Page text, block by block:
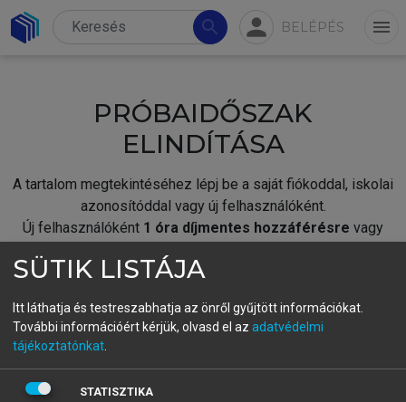
search person BELÉPÉS menu
PRÓBAIDŐSZAK
ELINDÍTÁSA
A tartalom megtekintéséhez lépj be a saját fiókoddal, iskolai
azonosítóddal vagy új felhasználóként.
Új felhasználóként 1 óra díjmentes hozzáférésre vagy
fiókoddal,vagy hozz létre új fiókot.
A regisztráció után apróbaidőszakautomatikusan
BELÉPÉS SAJÁT FIÓKKAL
SÜTIK LISTÁJA
Itt láthatja és testreszabhatja az önről gyűjtött információkat.
További információért kérjük, olvasd el az adatvédelmi
tájékoztatónkat
STATISZTIKA